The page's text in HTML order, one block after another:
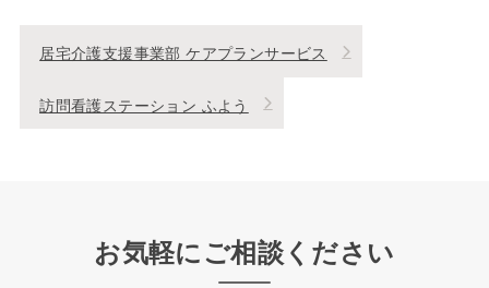
居宅介護支援事業部 ケアプランサービス
訪問看護ステーション ふよう
お気軽にご相談ください